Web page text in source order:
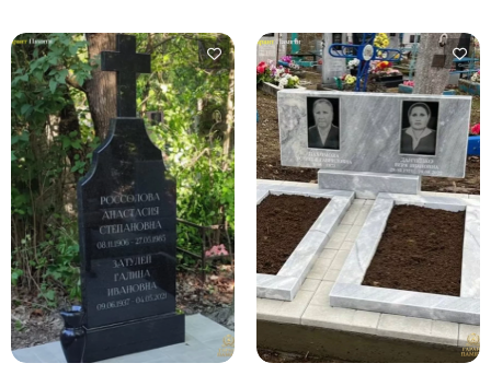
Барельефы
Кресты
Голуби
Распятие
Скорбящие
Цветы